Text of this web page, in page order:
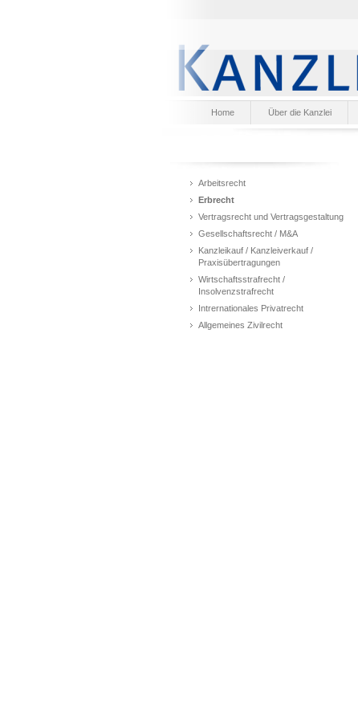
Home Über die Kanzlei
Arbeitsrecht
Erbrecht
Vertragsrecht und Vertragsgestaltung
Gesellschaftsrecht / M&A
Kanzleikauf / Kanzleiverkauf /
Praxisübertragungen
Wirtschaftsstrafrecht /
Insolvenzstrafrecht
Intrernationales Privatrecht
Allgemeines Zivilrecht